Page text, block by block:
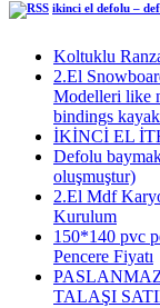
ikinci el defolu –
Koltuklu
2.El
Modelleri like
bindings kayak
İKİNCİ EL
Defolu
oluşmuştur)
2.El Mdf
Kurulum
150*140 pvc
Pencere Fiyatı
TALAŞI